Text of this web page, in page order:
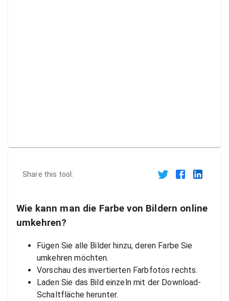
Share this tool:
Wie kann man die Farbe von Bildern online
umkehren?
Fügen Sie alle Bilder hinzu, deren Farbe Sie
umkehren möchten.
Vorschau des invertierten Farbfotos rechts.
Laden Sie das Bild einzeln mit der Download-
Schaltfläche herunter.